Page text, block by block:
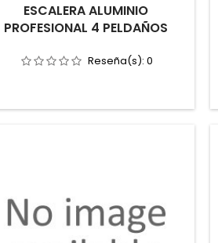
ESCALERA ALUMINIO
PROFESIONAL 4 PELDAÑOS
Reseña(s):0